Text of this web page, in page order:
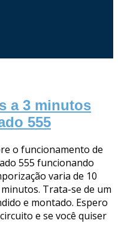
a 3 minutos
555
o funcionamento de
555 funcionando
varia de 10
Trata-se de um
e montado. Espero
e se você quiser